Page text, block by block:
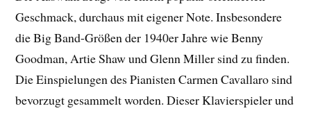
Geschmack, durchaus mit eigener Note. Insbesondere
die Big Band-Größen der 1940er Jahre wie Benny
Goodman, Artie Shaw und Glenn Miller sind zu finden.
Die Einspielungen des Pianisten Carmen Cavallaro sind
bevorzugt gesammelt worden. Dieser Klavierspieler und